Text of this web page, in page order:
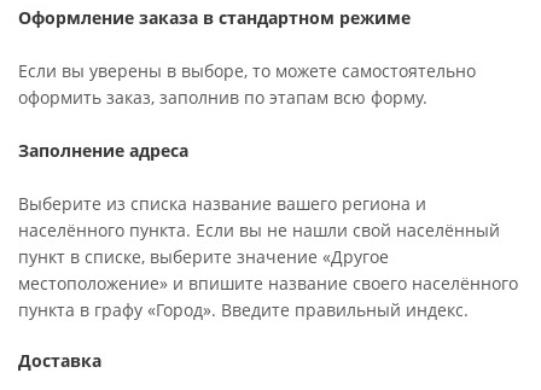
Оформление заказа в стандартном режиме
Если вы уверены в выборе, то можете самостоятельно
оформить заказ, заполнив по этапам всю форму.
Заполнение адреса
Выберите из списка название вашего региона и
населённого пункта. Если вы не нашли свой населённый
пункт в списке, выберите значение «Другое
местоположение» и впишите название своего населённого
пункта в графу «Город». Введите правильный индекс.
Доставка